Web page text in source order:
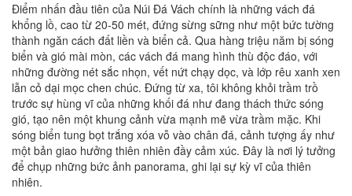
Điểm nhấn đầu tiên của Núi Đá Vách chính là những vách đá
khổng lồ, cao từ 20-50 mét, đứng sừng sững như một bức tường
thành ngăn cách đất liền và biển cả. Qua hàng triệu năm bị sóng
biển và gió mài mòn, các vách đá mang hình thù độc đáo, với
những đường nét sắc nhọn, vết nứt chạy dọc, và lớp rêu xanh xen
lẫn cỏ dại mọc chen chúc. Đứng từ xa, tôi không khỏi trầm trồ
trước sự hùng vĩ của những khối đá như đang thách thức sóng
gió, tạo nên một khung cảnh vừa mạnh mẽ vừa trầm mặc. Khi
sóng biển tung bọt trắng xóa vỗ vào chân đá, cảnh tượng ấy như
một bản giao hưởng thiên nhiên đầy cảm xúc. Đây là nơi lý tưởng
để chụp những bức ảnh panorama, ghi lại sự kỳ vĩ của thiên
nhiên.